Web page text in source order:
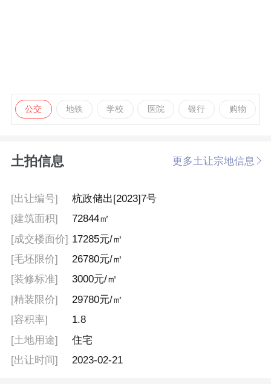
公交 地铁 学校 医院 银行 购物
土拍信息 更多土让宗地信息
[出让编号]
杭政储出[2023]7号
[建筑面积]
72844㎡
[成交楼面价] 17285元/㎡
[毛坯限价]
26780元/㎡
[装修标准]
3000元/㎡
[精装限价]
29780元/㎡
[容积率]
1.8
[土地用途]
住宅
[出让时间]
2023-02-21